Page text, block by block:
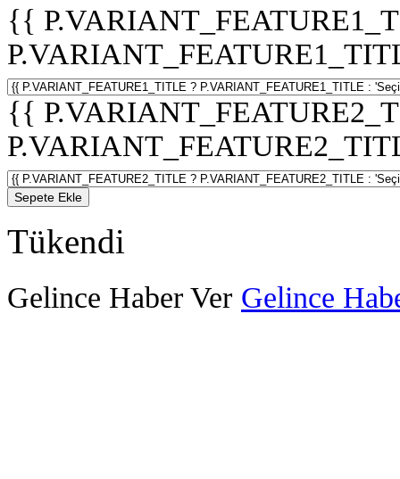
{{
{{
Sepete Ekle
Tükendi
Gelince Haber Ver Gelince